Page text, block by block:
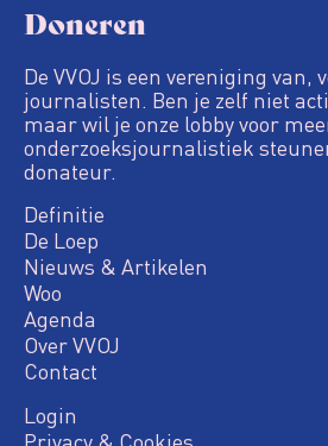
Doneren
De VVOJ is een vereniging van,
journalisten. Ben je zelf niet
maar wil je onze lobby voor
onderzoeksjournalistiek
donateur.
Definitie
De Loep
Nieuws & Artikelen
Woo
Agenda
Over VVOJ
Contact
Login
Privacy & Cookies